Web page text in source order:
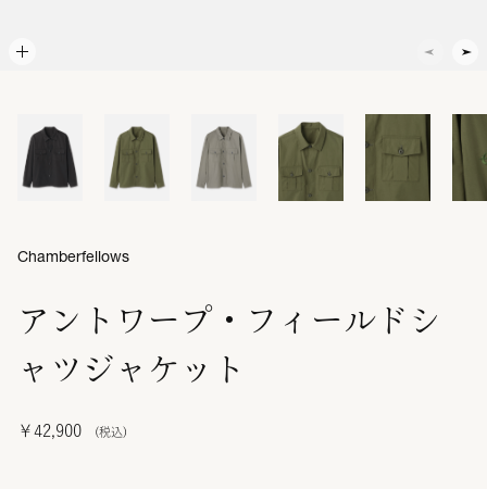
アントワープ・フィールドシ
ャツジャケット
￥42,900
Chamberfellows